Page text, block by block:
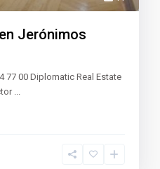
Jerónimos
77 00 Diplomatic Real Estate
...